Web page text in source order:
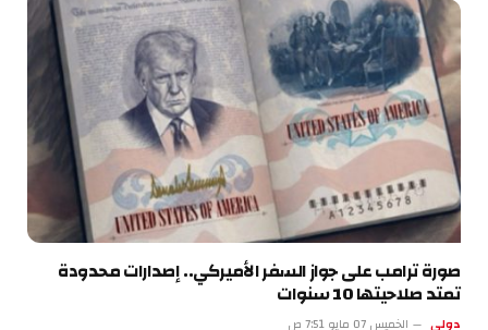
صورة ترامب على جواز السفر الأميركي.. إصدارات محدودة
تمتد صلاحيتها 10 سنوات
دولي الخميس 07 مايو 7:51 ص